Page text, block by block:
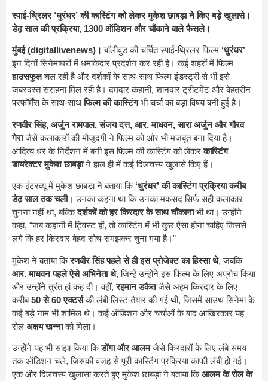
स्पाई-थ्रिलर ‘धुरंधर’ की कास्टिंग को लेकर मुकेश छाबड़ा ने किए बड़े खुलासे।
डेढ़ साल की प्रक्रिया, 1300 ऑडिशन और चौंकाने वाले फैसले।
मुंबई (digitallivenews)।बॉलीवुड की चर्चित स्पाई-थ्रिलर फिल्म ‘धुरंधर’
इन दिनों सिनेमाघरों में धमाकेदार प्रदर्शन कर रही है। कई शहरों में फिल्म
हाउसफुलचल रही है और दर्शकों के साथ-साथ फिल्म इंडस्ट्री से भी इसे
जबरदस्त सराहना मिल रही है। दमदार कहानी, शानदार ट्रीटमेंट और बेहतरीन
परफॉर्मेंस के साथ-साथफिल्म की कास्टिंगभी चर्चा का बड़ा विषय बनी हुई है।
रणवीर सिंह, अर्जुन रामपाल, संजय दत्त, आर. माधवन, सारा अर्जुन और गौरव
गेराजैसे कलाकारों की मौजूदगी ने फिल्म को और भी मजबूत बना दिया है।
आदित्य धर के निर्देशन में बनी इस फिल्म की कास्टिंग को लेकरकास्टिंग
डायरेक्टर मुकेश छाबड़ाने हाल ही में कई दिलचस्प खुलासे किए हैं।
एक इंटरव्यू में मुकेश छाबड़ा ने बताया कि ‘धुरंधर’ की कास्टिंग प्रक्रिया करीब
डेढ़ साल तक चली। उनका कहना था कि उनका मकसद सिर्फ सही कलाकार
चुनना नहीं था, बल्किदर्शकों को हर किरदार के साथ चौंकानाभी था। उन्होंने
कहा, “जब कहानी में ट्विस्ट हों, तो कास्टिंग में भी कुछ ऐसा होना चाहिए जिससे
लगे कि हर किरदार बेहद सोच-समझकर चुना गया है।”
मुकेश ने बताया किरणवीर सिंह पहले से ही इस प्रोजेक्ट का हिस्सा थे, जबकि
आर. माधवन पहले ऐसे अभिनेता थे, जिन्हें उन्होंने इस फिल्म के लिए अप्रोच किया
और उन्होंने तुरंत हां कह दी। वहीं,रहमान डकैतजैसे अहम किरदार के लिए
करीब50 से 60 एक्टर्सकी लंबी लिस्ट तैयार की गई थी, जिसमें साउथ सिनेमा के
कई बड़े नाम भी शामिल थे। कई ऑडिशन और चर्चाओं के बाद आखिरकार यह
रोल अक्षय खन्नाको मिला।
उन्होंने यह भी साझा किया किडोंगा और आलमजैसे किरदारों के लिए लंबे समय
तक ऑडिशन चले, जिसकी वजह से पूरी कास्टिंग प्रक्रिया काफी लंबी हो गई।
एक और दिलचस्प खुलासा करते हुए मुकेश छाबड़ा ने बताया किआलम के रोल के